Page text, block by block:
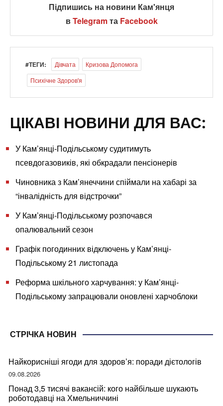
Підпишись на новини Кам'янця
вTelegramта Facebook
#ТЕГИ: Дівчата
Кризова Допомога
Психічне Здоров'я
ЦІКАВІ НОВИНИ ДЛЯ ВАС:
У Кам’янці-Подільському судитимуть
псевдогазовиків, які обкрадали пенсіонерів
Чиновника з Кам’янеччини спіймали на хабарі за
“інвалідність для відстрочки”
У Кам’янці-Подільському розпочався
опалювальний сезон
Графік погодинних відключень у Кам’янці-
Подільському 21 листопада
Реформа шкільного харчування: у Кам’янці-
Подільському запрацювали оновлені харчоблоки
СТРІЧКА НОВИН
Найкорисніші ягоди для здоров’я: поради дієтологів
09.08.2026
Понад 3,5 тисячі вакансій: кого найбільше шукають
роботодавці на Хмельниччині